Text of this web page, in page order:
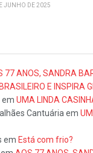
JUNHO DE 2025
77 ANOS, SANDRA
E INSPIRA
em UMA LINDA
Cantuáriaem
em Está com frio?